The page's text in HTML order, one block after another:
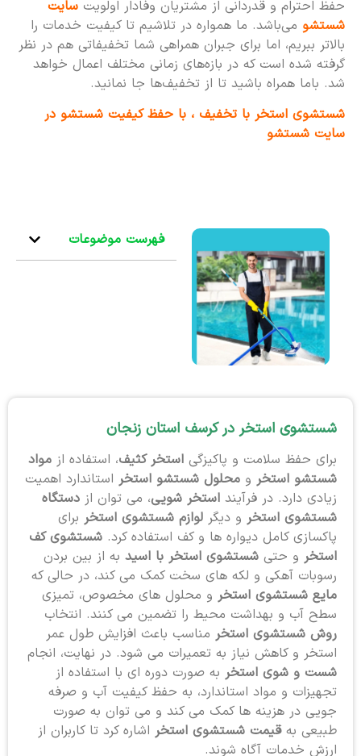
حفظ احترام و قدردانی از مشتریان وفادار اولویت سایت
شستشومی‌باشد. ما همواره در تلاشیم تا کیفیت خدمات را
بالاتر ببریم، اما برای جبران همراهی شما تخفیفاتی هم در نظر
گرفته شده است که در بازه‌های زمانی مختلف اعمال خواهد
شد. باما همراه باشید تا از تخفیف‌ها جا نمانید.
شستشوی استخر با تخفیف ، با حفظ کیفیت شستشو در
سایت شستشو
فهرست موضوعات
شستشوی استخر در کرسف استان زنجان
برای حفظ سلامت و پاکیزگی استخر کثیف، استفاده از مواد
شستشو استخرو محلول شستشو استخراستاندارد اهمیت
زیادی دارد. در فرآیند استخر شویی، می توان از دستگاه
شستشوی استخرو دیگر لوازم شستشوی استخربرای
پاکسازی کامل دیواره ها و کف استفاده کرد. شستشوی کف
استخرو حتی شستشوی استخر با اسیدبه از بین بردن
رسوبات آهکی و لکه های سخت کمک می کند، در حالی که
مایع شستشوی استخرو محلول های مخصوص، تمیزی
سطح آب و بهداشت محیط را تضمین می کنند. انتخاب
روش شستشوی استخرمناسب باعث افزایش طول عمر
استخر و کاهش نیاز به تعمیرات می شود. در نهایت، انجام
شست و شوی استخربه صورت دوره ای با استفاده از
تجهیزات و مواد استاندارد، به حفظ کیفیت آب و صرفه
جویی در هزینه ها کمک می کند و می توان به صورت
طبیعی به قیمت شستشوی استخراشاره کرد تا کاربران از
ارزش خدمات آگاه شوند.